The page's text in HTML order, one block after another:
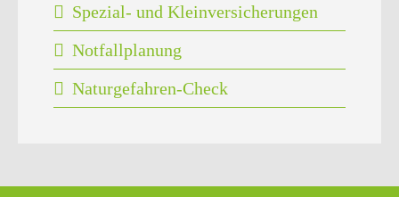
Spezial- und Kleinversicherungen
Notfallplanung
Naturgefahren-Check